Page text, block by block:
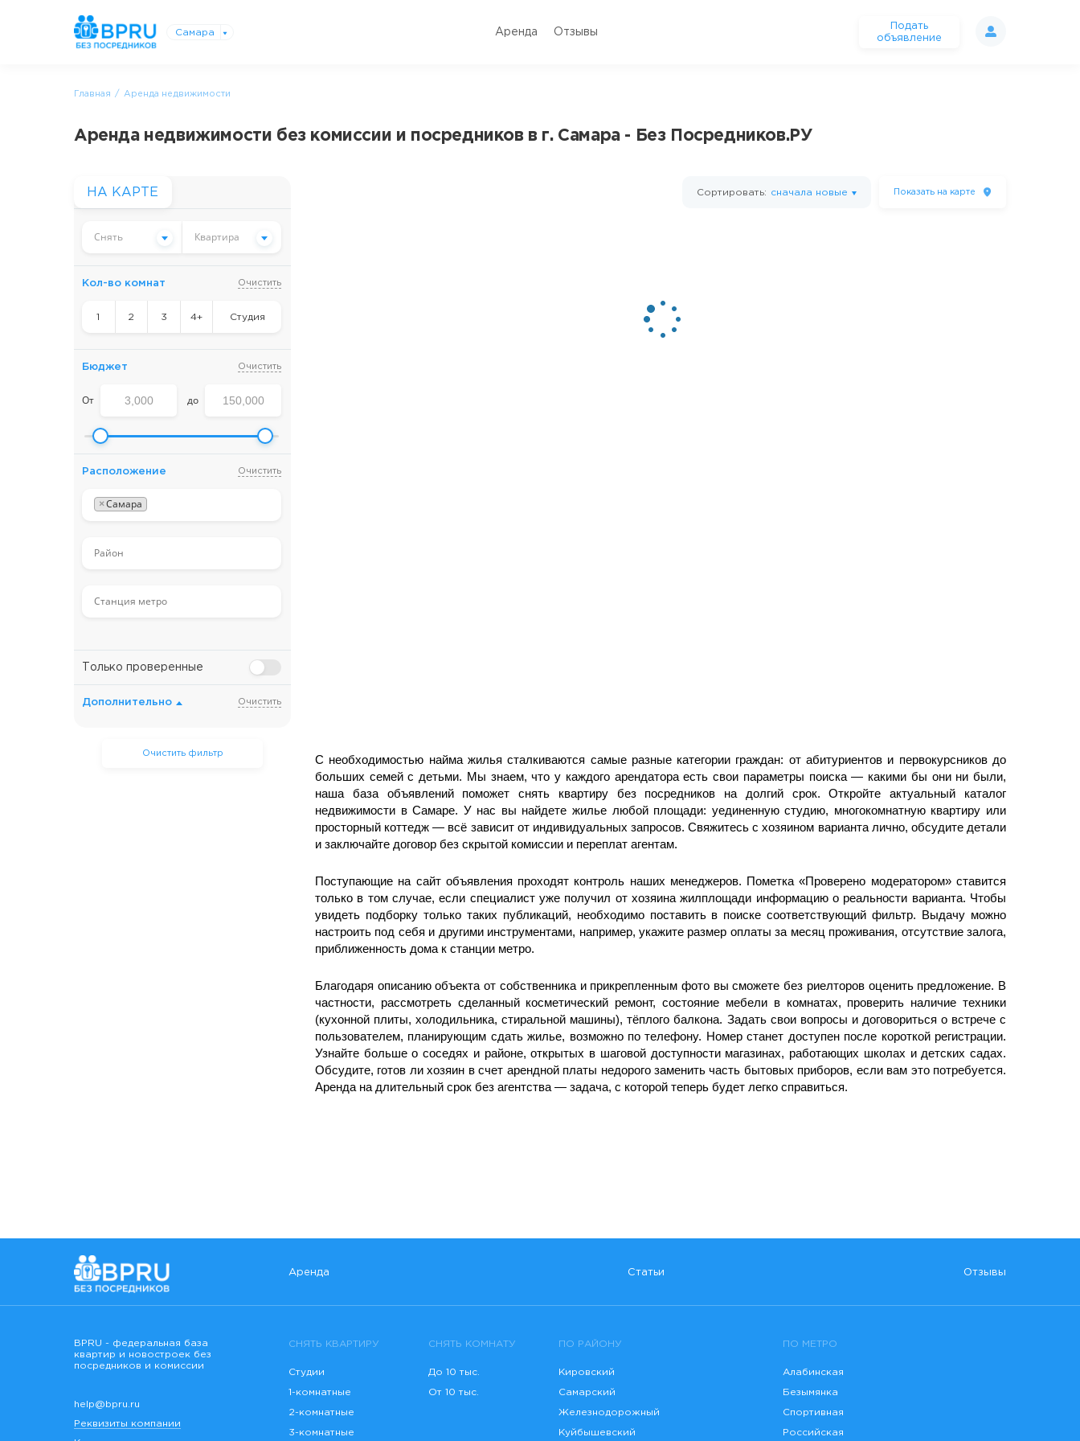
Самара Аренда Отзывы
Подать
объявление
Главная Аренда недвижимости
Аренда недвижимости без комиссии и посредников в г. Самара - Без Посредников.РУ
Снять Квартира
Кол-во комнат Очистить
1 2 3 4+ Студия
Бюджет Очистить
От до
Расположение Очистить
×Самара
Только проверенные
Дополнительно Очистить
НА КАРТЕ
Очистить фильтр
Сортировать: сначала новые Показать на карте
С необходимостью найма жилья сталкиваются самые разные категории граждан: от абитуриентов и первокурсников до
больших семей с детьми. Мы знаем, что у каждого арендатора есть свои параметры поиска — какими бы они ни были,
наша база объявлений поможет снять квартиру без посредников на долгий срок. Откройте актуальный каталог
недвижимости в Самаре. У нас вы найдете жилье любой площади: уединенную студию, многокомнатную квартиру или
просторный коттедж — всё зависит от индивидуальных запросов. Свяжитесь с хозяином варианта лично, обсудите детали
и заключайте договор без скрытой комиссии и переплат агентам.
Поступающие на сайт объявления проходят контроль наших менеджеров. Пометка «Проверено модератором» ставится
только в том случае, если специалист уже получил от хозяина жилплощади информацию о реальности варианта. Чтобы
увидеть подборку только таких публикаций, необходимо поставить в поиске соответствующий фильтр. Выдачу можно
настроить под себя и другими инструментами, например, укажите размер оплаты за месяц проживания, отсутствие залога,
приближенность дома к станции метро.
Благодаря описанию объекта от собственника и прикрепленным фото вы сможете без риелторов оценить предложение. В
частности, рассмотреть сделанный косметический ремонт, состояние мебели в комнатах, проверить наличие техники
(кухонной плиты, холодильника, стиральной машины), тёплого балкона. Задать свои вопросы и договориться о встрече с
пользователем, планирующим сдать жилье, возможно по телефону. Номер станет доступен после короткой регистрации.
Узнайте больше о соседях и районе, открытых в шаговой доступности магазинах, работающих школах и детских садах.
Обсудите, готов ли хозяин в счет арендной платы недорого заменить часть бытовых приборов, если вам это потребуется.
Аренда на длительный срок без агентства — задача, с которой теперь будет легко справиться.
Аренда Статьи Отзывы
BPRU - федеральная база
квартир и новостроек без
посредников и комиссии
help@bpru.ru
Реквизиты компании
СНЯТЬ КВАРТИРУ
Студии
1-комнатные
2-комнатные
3-комнатные
СНЯТЬ КОМНАТУ
До 10 тыс.
От 10 тыс.
ПО РАЙОНУ
Кировский
Самарский
Железнодорожный
Куйбышевский
ПО МЕТРО
Алабинская
Безымянка
Спортивная
Российская